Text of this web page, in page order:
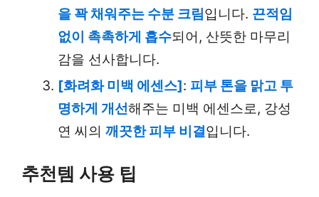
을 꽉 채워주는 수분 크림입니다. 끈적임
없이 촉촉하게 흡수되어, 산뜻한 마무리
감을 선사합니다.
[화려화 미백 에센스]: 피부 톤을 맑고 투
명하게 개선해주는 미백 에센스로, 강성
연 씨의 깨끗한 피부 비결입니다.
추천템 사용 팁